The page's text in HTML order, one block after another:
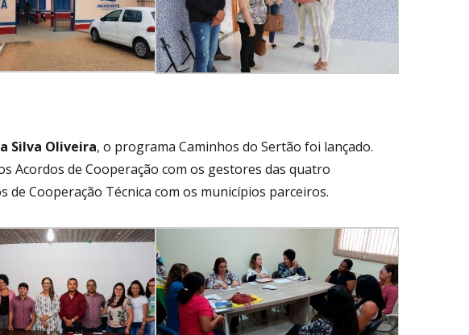
Silva Oliveira, o programa Caminhos do Sertão foi lançado.
Acordos de Cooperação com os gestores das quatro
de Cooperação Técnica com os municípios parceiros.